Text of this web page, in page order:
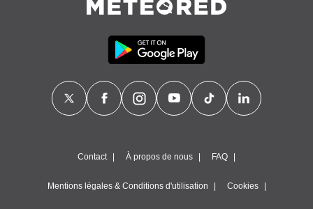
Contact À propos de nous FAQ
Mentions légales & Conditions d'utilisation Cookies